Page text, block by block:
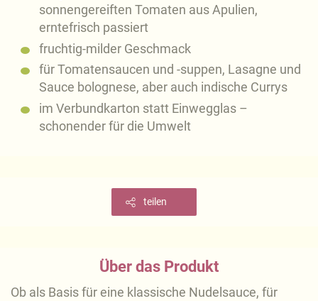
sonnengereiften Tomaten aus Apulien,
erntefrisch passiert
fruchtig-milder Geschmack
für Tomatensaucen und -suppen, Lasagne und
Sauce bolognese, aber auch indische Currys
im Verbundkarton statt Einwegglas –
schonender für die Umwelt
teilen
Über das Produkt
Ob als Basis für eine klassische Nudelsauce, für